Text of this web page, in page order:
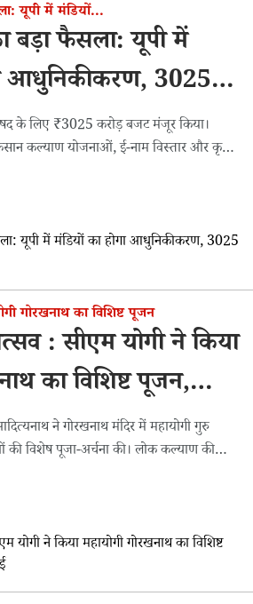
यूपी में मंडियों...
बड़ा फैसला: यूपी में
आधुनिकीकरण, 3025
के लिए ₹3025 करोड़ बजट मंजूर किया।
कल्याण योजनाओं, ई-नाम विस्तार और कृषि
गोरखनाथ का विशिष्ट पूजन
: सीएम योगी ने किया
का विशिष्ट पूजन,
बधाईने गोरखनाथ मंदिर में महायोगी गुरु
की विशेष पूजा-अर्चना की। लोक कल्याण की
बधाई।